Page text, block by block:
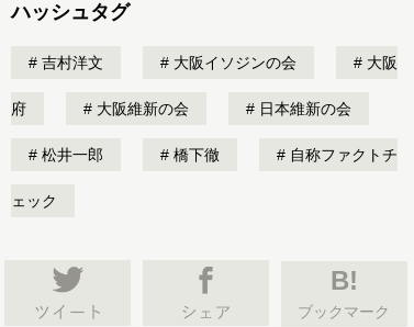
ハッシュタグ
吉村洋文 大阪イソジンの会 大阪
府 大阪維新の会 日本維新の会
松井一郎 橋下徹 自称ファクトチ
ェック
B!
ブックマーク